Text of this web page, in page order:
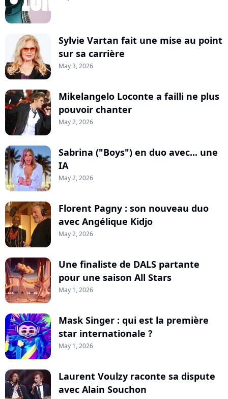
Sylvie Vartan fait une mise au point
sur sa carrière
May 3, 2026
Mikelangelo Loconte a failli ne plus
pouvoir chanter
May 2, 2026
Sabrina ("Boys") en duo avec... une
IA
May 2, 2026
Florent Pagny : son nouveau duo
avec Angélique Kidjo
May 2, 2026
Une finaliste de DALS partante
pour une saison All Stars
May 1, 2026
Mask Singer : qui est la première
star internationale ?
May 1, 2026
Laurent Voulzy raconte sa dispute
avec Alain Souchon